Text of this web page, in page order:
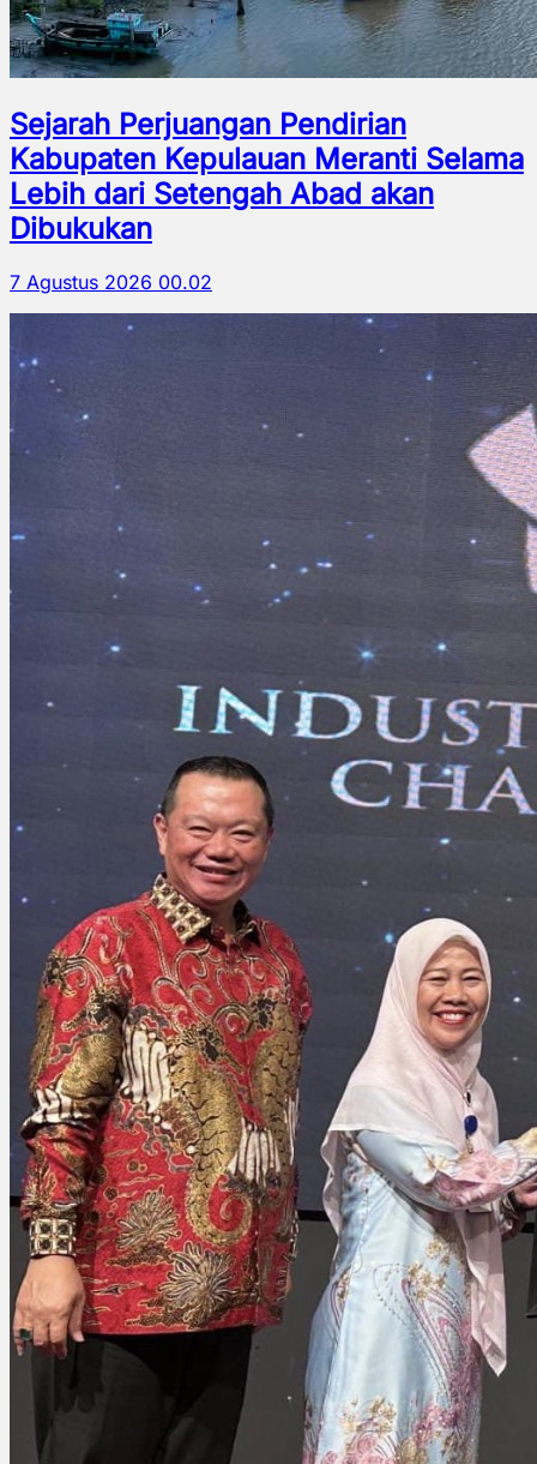
Sejarah Perjuangan Pendirian
Kabupaten Kepulauan Meranti Selama
Lebih dari Setengah Abad akan
Dibukukan
7 Agustus 2026 00.02